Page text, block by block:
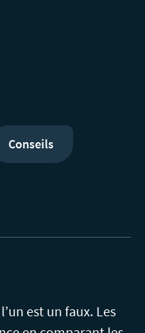
Conseils
est un faux. Les